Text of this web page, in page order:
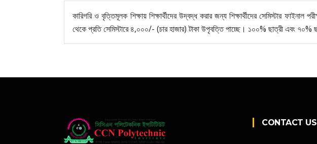
কারিগরি ও বৃত্তিমূলক শিক্ষায় শিক্ষার্থীদের উদ্বদ্ধ করার জন্য শিক্ষার্থীদের সেমিস্টার ফাইনাল
থেকে প্রতি সেমিস্টারে ৪,০০০/- (চার হাজার) টাকা উপৃবত্তি পাচ্ছে। ১০০% ছাত্রী এবং ৭০%
CONTACT US